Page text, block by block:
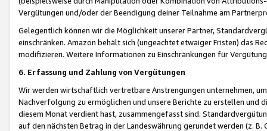
Vergütungen und/oder der Beendigung deiner Teilnahme am
Gelegentlich können wir die Möglichkeit unserer Partner,
einschränken. Amazon behält sich (ungeachtet etwaiger Fristen) das
modifizieren. Weitere Informationen zu Einschränkungen für
6. Erfassung und Zahlung von Vergütungen
Wir werden wirtschaftlich vertretbare Anstrengungen unternehmen,
Nachverfolgung zu ermöglichen und unsere Berichte zu erstellen und
diesem Monat verdient hast, zusammengefasst sind.
auf den nächsten Betrag in der Landeswährung gerundet werden (z.